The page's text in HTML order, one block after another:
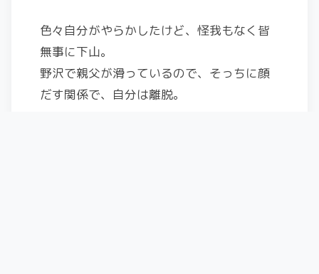
色々自分がやらかしたけど、怪我もなく皆
無事に下山。
野沢で親父が滑っているので、そっちに顔
だす関係で、自分は離脱。